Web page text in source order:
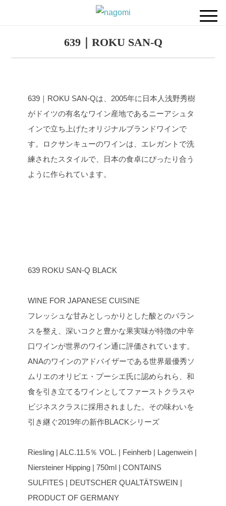
639｜ROKU SAN-Q
639｜ROKU SAN-Qは、2005年に日本人浅野秀樹
がドイツの有名なワイン産地であるニーアシュタ
インで立ち上げたオリジナルブランドワインで
す。ロクサンキューのワインは、エレガントで洗
練されたスタイルで、日本の食卓にぴったり合う
ように作られています。
639 ROKU SAN-Q BLACK
WINE FOR JAPANESE CUISINE
フレッシュな甘みとしっかりとした酸とのバラン
スを整え、深いコクと豊かな果実味が特徴の中辛
口ワインが世界のワイン通に評価されています。
ANAのワインのアドバイザーである世界最優秀ソ
ムリエのオリビエ・プーシエ氏に認められら、和
食を引き立てるワインとしてファーストクラスや
ビジネスクラスに採用されました。その味わいを
引き継ぐ2019年の新作BLACKシリーズ
Riesling | ALC.11.5％ VOL. | Feinherb | Lagenwein |
Niersteiner Hipping | 750ml | CONTAINS
SULFITES | DEUTSCHER QUALTÄTSWEIN |
PRODUCT OF GERMANY